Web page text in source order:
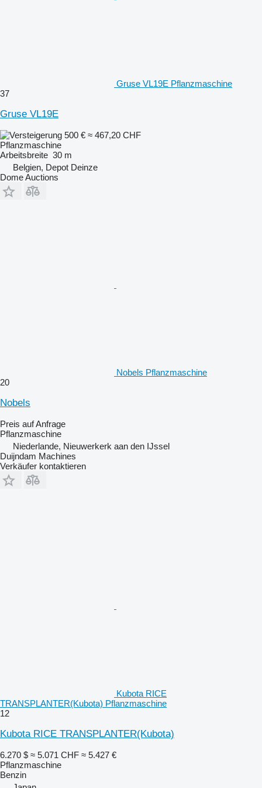
Gruse VL19E Pflanzmaschine
37
Gruse VL19E
500 € ≈ 467,20 CHF
Pflanzmaschine
Arbeitsbreite 30 m
Belgien, Depot Deinze
Dome Auctions
Nobels Pflanzmaschine
20
Nobels
Preis auf Anfrage
Pflanzmaschine
Niederlande, Nieuwerkerk aan den IJssel
Duijndam Machines
Verkäufer kontaktieren
Kubota RICE
TRANSPLANTER(Kubota) Pflanzmaschine
12
Kubota RICE TRANSPLANTER(Kubota)
6.270 $ ≈ 5.071 CHF ≈ 5.427 €
Pflanzmaschine
Benzin